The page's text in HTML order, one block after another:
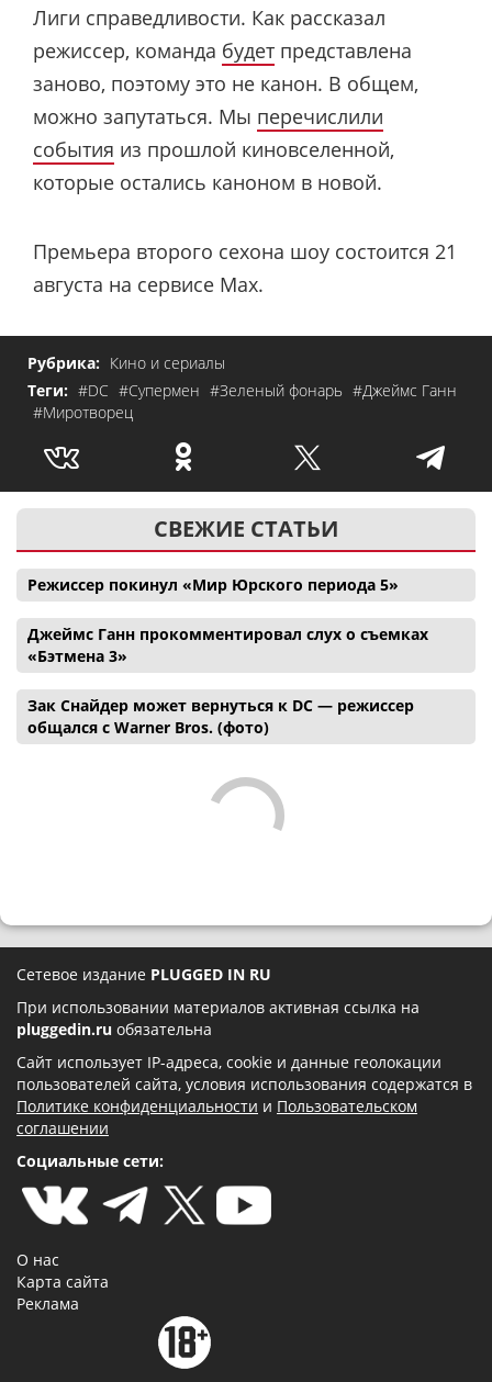
Лиги справедливости. Как рассказал
режиссер, команда будет представлена
заново, поэтому это не канон. В общем,
можно запутаться. Мы перечислили
события из прошлой киновселенной,
которые остались каноном в новой.
Премьера второго сехона шоу состоится 21
августа на сервисе Max.
Рубрика: Кино и сериалы
Теги: #DC #Супермен #Зеленый фонарь #Джеймс Ганн
#Миротворец
СВЕЖИЕ СТАТЬИ
Режиссер покинул «Мир Юрского периода 5»
Джеймс Ганн прокомментировал слух о съемках
«Бэтмена 3»
Зак Снайдер может вернуться к DC — режиссер
общался с Warner Bros. (фото)
Сетевое издание PLUGGED IN RU
При использовании материалов активная ссылка на
pluggedin.ru обязательна
Сайт использует IP-адреса, cookie и данные геолокации
пользователей сайта, условия использования содержатся в
Политике конфиденциальности и Пользовательском
соглашении
Социальные сети:
О нас
Карта сайта
Реклама